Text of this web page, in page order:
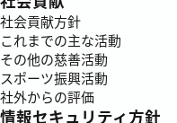
社会貢献方針
これまでの主な活動
その他の慈善活動
スポーツ振興活動
社外からの評価
情報セキュリティ方針